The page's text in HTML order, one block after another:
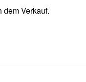
Verkauf.